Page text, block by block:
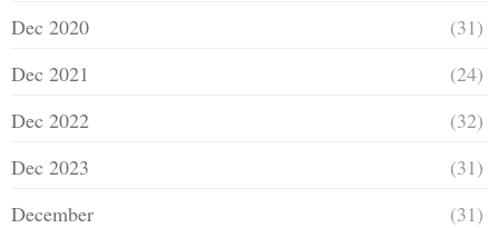
Dec 2020
(31)
Dec 2021
(24)
Dec 2022
(32)
Dec 2023
(31)
December
(31)